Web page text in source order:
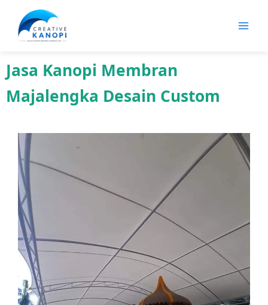
konten
Jasa Kanopi Membran
Majalengka Desain Custom